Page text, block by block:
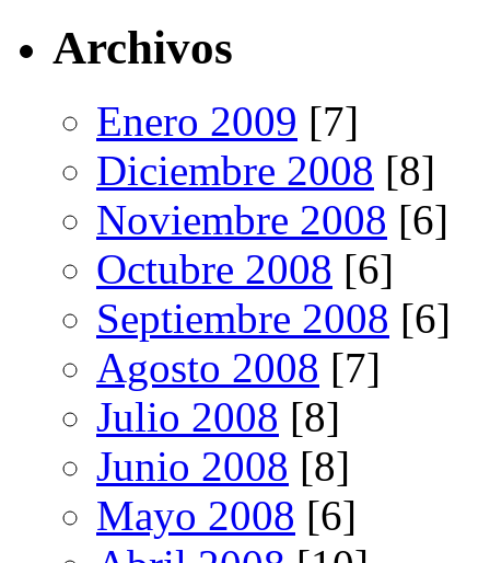
Archivos
Enero 2009 [7]
Diciembre 2008 [8]
Noviembre 2008 [6]
Octubre 2008 [6]
Septiembre 2008 [6]
Agosto 2008 [7]
Julio 2008 [8]
Junio 2008 [8]
Mayo 2008 [6]